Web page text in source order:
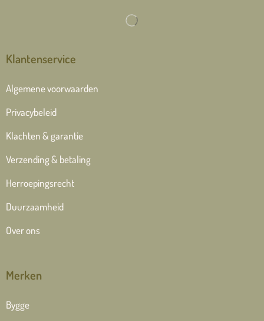
Klantenservice
Algemene voorwaarden
Privacybeleid
Klachten & garantie
Verzending & betaling
Herroepingsrecht
Duurzaamheid
Over ons
Merken
Bygge